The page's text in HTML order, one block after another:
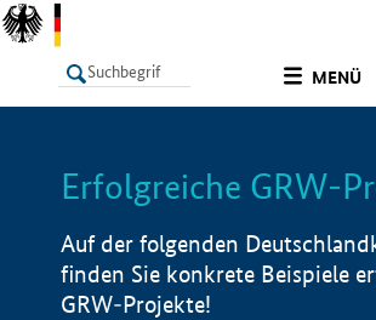
MENÜ
LISTE
Erfolgreiche GRW-
Auf der folgenden
finden Sie konkrete Beispiele
GRW-Projekte!